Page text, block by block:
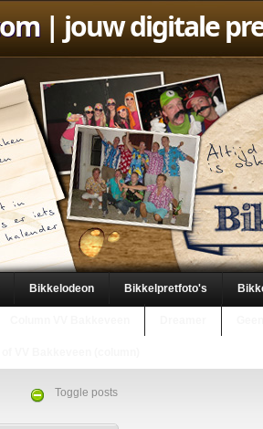
| jouw digitale
Bikkelodeon Bikkelpretfoto's
Toggle posts